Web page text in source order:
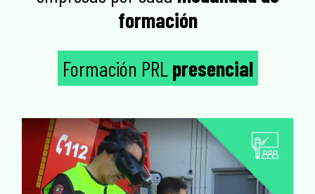
formación
Formación PRL presencial